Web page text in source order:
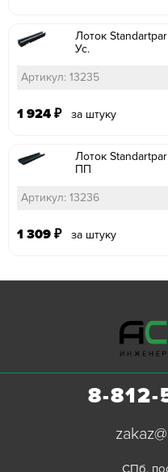
Лоток
Ус.
Артикул: 13235
1 924 ₽ за штуку
Лоток
ПП
Артикул: 13236
1 309 ₽ за штуку
8-812-
СПб,